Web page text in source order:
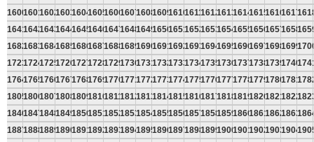
160016011602160316041605160616071608160916101611161216131614161516161617
164116421643164416451646164716481649165016511652165316541655165616571658
168216831684168516861687168816891690169116921693169416951696169716981699
172317241725172617271728172917301731173217331734173517361737173817391740
176417651766176717681769177017711772177317741775177617771778177917801781
180518061807180818091810181118121813181418151816181718181819182018211822
184618471848184918501851185218531854185518561857185818591860186118621863
188718881889189018911892189318941895189618971898189919001901190219031904